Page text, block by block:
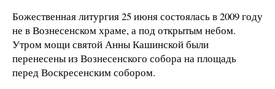
Божественная литургия 25 июня состоялась в 2009 году
не в Вознесенском храме, а под открытым небом.
Утром мощи святой Анны Кашинской были
перенесены из Вознесенского собора на площадь
перед Воскресенским собором.